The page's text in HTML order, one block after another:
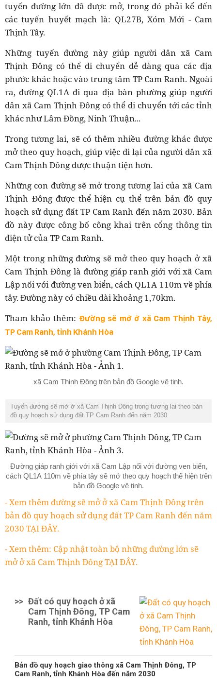
tuyến đường lớn đã được mở, trong đó phải kể đến
các tuyến huyết mạch là: QL27B, Xóm Mới - Cam
Thịnh Tây.
Những tuyến đường này giúp người dân xã Cam
Thịnh Đông có thể di chuyển dễ dàng qua các địa
phước khác hoặc vào trung tâm TP Cam Ranh. Ngoài
ra, đường QL1A đi qua địa bàn phường giúp người
dân xã Cam Thịnh Đông có thể di chuyển tới các tỉnh
khác như Lâm Đồng, Ninh Thuận...
Trong tương lai, sẽ có thêm nhiều đường khác được
mở theo quy hoạch, giúp việc đi lại của người dân xã
Cam Thịnh Đông được thuận tiện hơn.
Những con đường sẽ mở trong tương lai của xã Cam
Thịnh Đông được thể hiện cụ thể trên bản đồ quy
hoạch sử dụng đất TP Cam Ranh đến năm 2030. Bản
đồ này được công bố công khai trên cổng thông tin
điện tử của TP Cam Ranh.
Một trong những đường sẽ mở theo quy hoạch ở xã
Cam Thịnh Đông là đường giáp ranh giới với xã Cam
Lập nối với đường ven biển, cách QL1A 110m về phía
tây. Đường này có chiều dài khoảng 1,70km.
Tham khảo thêm: Đường sẽ mở ở xã Cam Thịnh Tây,
TP Cam Ranh, tỉnh Khánh Hòa
xã Cam Thịnh Đông trên bản đồ Google vệ tinh.
Tuyến đường sẽ mở ở xã Cam Thịnh Đông trong tương lai theo bản
đồ quy hoạch sử dụng đất TP Cam Ranh đến năm 2030.
Đường giáp ranh giới với xã Cam Lập nối với đường ven biển,
cách QL1A 110m về phía tây sẽ mở theo quy hoạch thể hiện trên
bản đồ Google vệ tinh.
- Xem thêm đường sẽ mở ở xã Cam Thịnh Đông trên
bản đồ quy hoạch sử dụng đất TP Cam Ranh đến năm
2030 TẠI ĐÂY.
- Xem thêm: Cập nhật toàn bộ những đường lớn sẽ
mở ở xã Cam Thịnh Đông TẠI ĐÂY.
>> Đất có quy hoạch ở xã
Cam Thịnh Đông, TP Cam
Ranh, tỉnh Khánh Hòa
Bản đồ quy hoạch giao thông xã Cam Thịnh Đông, TP
Cam Ranh, tỉnh Khánh Hòa đến năm 2030